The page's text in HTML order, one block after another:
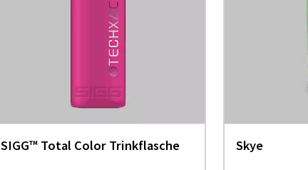
SIGG™ Total Color Trinkflasche Skye